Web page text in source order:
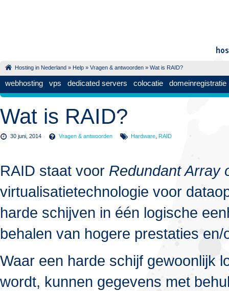
Hosting in Nederland » Help » Vragen & antwoorden » Wat is RAID?
webhosting vps dedicated servers colocatie domeinregistratie
Wat is RAID?
30 juni, 2014 Vragen & antwoorden Hardware RAID
RAID staat voor Redundant Array
virtualisatietechnologie voor
harde schijven in één logische
behalen van hogere prestaties
Waar een harde schijf gewoonlijk
wordt, kunnen gegevens met